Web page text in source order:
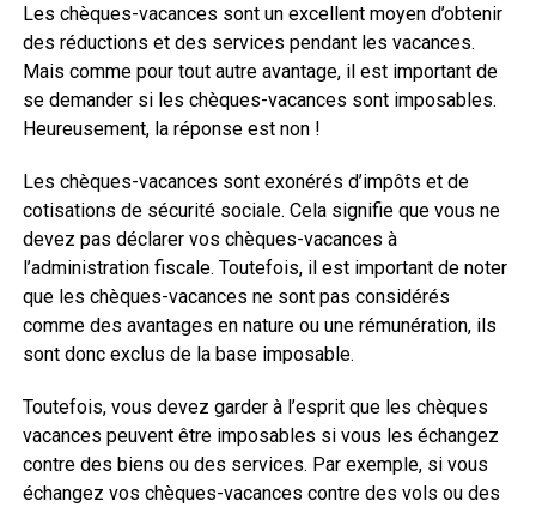
Les chèques-vacances sont un excellent moyen d’obtenir
des réductions et des services pendant les vacances.
Mais comme pour tout autre avantage, il est important de
se demander si les chèques-vacances sont imposables.
Heureusement, la réponse est non !
Les chèques-vacances sont exonérés d’impôts et de
cotisations de sécurité sociale. Cela signifie que vous ne
devez pas déclarer vos chèques-vacances à
l’administration fiscale. Toutefois, il est important de noter
que les chèques-vacances ne sont pas considérés
comme des avantages en nature ou une rémunération, ils
sont donc exclus de la base imposable.
Toutefois, vous devez garder à l’esprit que les chèques
vacances peuvent être imposables si vous les échangez
contre des biens ou des services. Par exemple, si vous
échangez vos chèques-vacances contre des vols ou des